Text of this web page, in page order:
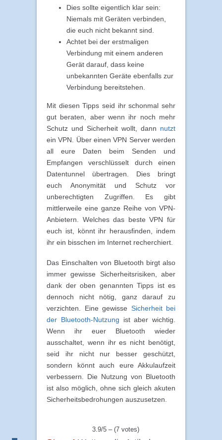
Dies sollte eigentlich klar sein:
Niemals mit Geräten verbinden,
die euch nicht bekannt sind.
Achtet bei der erstmaligen
Verbindung mit einem anderen
Gerät darauf, dass keine
unbekannten Geräte ebenfalls zur
Verbindung bereitstehen.
Mit diesen Tipps seid ihr schonmal sehr
gut beraten, aber wenn ihr noch mehr
Schutz und Sicherheit wollt, dann nutzt
ein VPN. Über einen VPN Server werden
all eure Daten beim Senden und
Empfangen verschlüsselt durch einen
Datentunnel übertragen. Dies bringt
euch Anonymität und Schutz vor
unberechtigten Zugriffen. Es gibt
mittlerweile eine ganze Reihe von VPN-
Anbietern. Welches das beste VPN für
euch ist, könnt ihr herausfinden, indem
ihr ein bisschen im Internet recherchiert.
Das Einschalten von Bluetooth birgt also
immer gewisse Sicherheitsrisiken, aber
dank der oben genannten Tipps ist es
dennoch nicht nötig, ganz darauf zu
verzichten. Eine gewisse Sicherheit bei
der Bluetooth-Nutzung ist aber wichtig.
Wenn ihr euer Bluetooth wieder
ausschaltet, wenn ihr es nicht benötigt,
seid ihr nicht nur besser geschützt,
sondern könnt auch eure Akkulaufzeit
verbessern. Die Nutzung von Bluetooth
ist also möglich, ohne sich gleich akuten
Sicherheitsbedrohungen auszusetzen.
3.9/5 – (7 votes)